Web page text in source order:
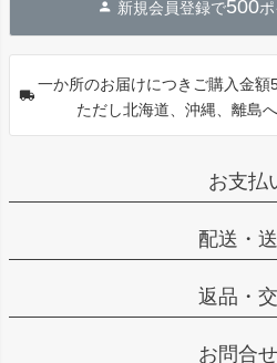
新規会員登録で500
一か所のお届けにつきご購入金額
ただし北海道、沖縄、離島
お支払
配送・
返品・
お問合